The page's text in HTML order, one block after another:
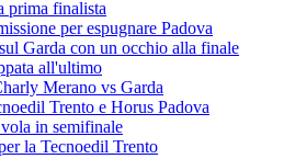
prima finalista
per espugnare Padova
Garda con un occhio alla finale
all'ultimo
Merano vs Garda
Trento e Horus Padova
in semifinale
la Tecnoedil Trento